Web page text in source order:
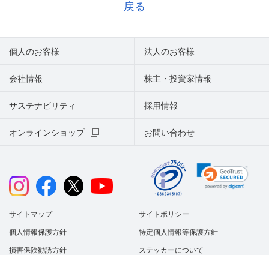
戻る
個人のお客様 法人のお客様
会社情報 株主・投資家情報
サステナビリティ
オンラインショップ お問い合わせ
採用情報
サイトマップ サイトポリシー
個人情報保護方針 特定個人情報等保護方針
損害保険勧誘方針 ステッカーについて